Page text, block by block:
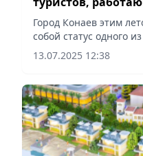
обновленное
Город Конаев этим
собой статус одного
направлений для
13.07.2025 12:38